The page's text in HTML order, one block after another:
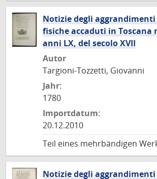
Notizie degli aggrandimenti
fisiche accaduti in Toscana
anni LX, del secolo XVII
Autor
Targioni-Tozzetti, Giovanni
Jahr:
1780
Importdatum:
20.12.2010
Teil eines mehrbändigen
Notizie degli aggrandimenti